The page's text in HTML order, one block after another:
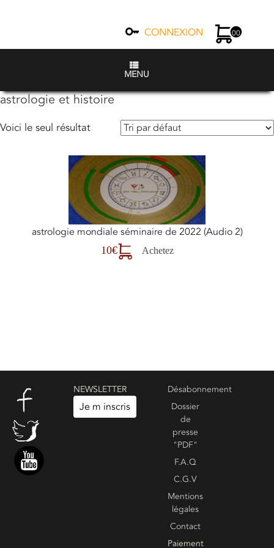
CONNEXION 00
MENU
astrologie et histoire
Voici le seul résultat
astrologie mondiale séminaire de 2022 (Audio 2)
10€ Achetez
NEWSLETTER
Je m inscris
Désabonnement
Dossier
de
presse
"PDF"
F.A.Q
C.G.V
Mentions
légales
Contact
Paiement